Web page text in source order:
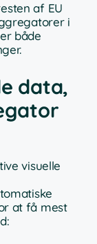
af EU
i
både
data,
visuelle
at få mest